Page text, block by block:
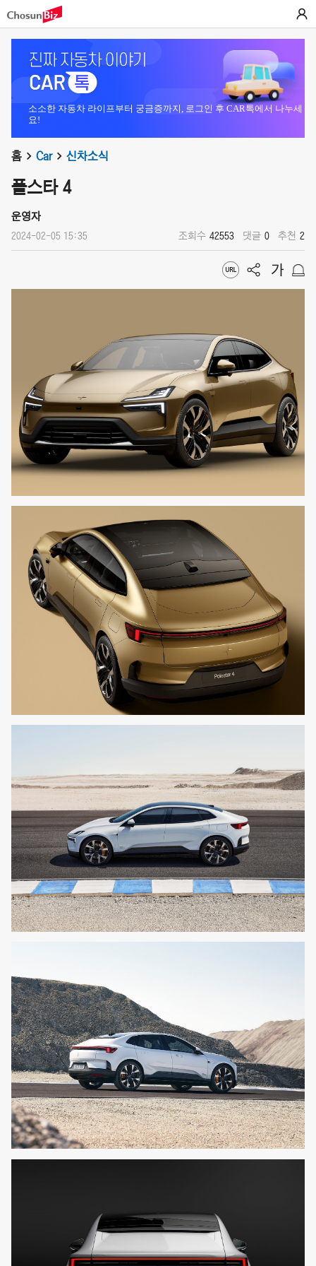
소소한 자동차 라이프부터 궁금증까지, 로그인 후 CAR톡에서 나누세
요!
홈 Car 신차소식
폴스타 4
운영자
2024-02-05 15:35 조회수 42553 댓글 0 추천 2